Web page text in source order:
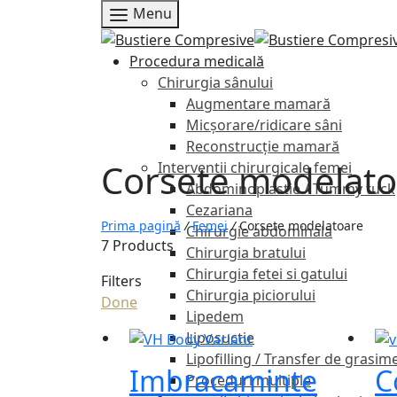
Menu
Procedura medicală
Chirurgia sânului
Augmentare mamară
Micșorare/ridicare sâni
Reconstrucție mamară
Interventii chirurgicale femei
Abdominoplastie / Tummy tuck
Cezariana
Chirurgie abdominala
Chirurgia bratului
Chirurgia fetei si gatului
Chirurgia piciorului
Lipedem
Liposuctie
Lipofilling / Transfer de
Proceduri multiple
Corsete
Prima pagină / Femei /Corsete modelatoare
7 Products
Filters
Done
Imbracaminte